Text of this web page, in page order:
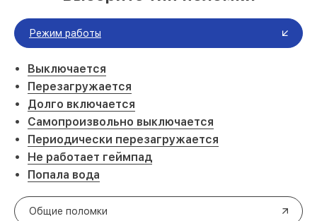
Режим работы
Выключается
Перезагружается
Долго включается
Самопроизвольно выключается
Периодически перезагружается
Не работает геймпад
Попала вода
Общие поломки